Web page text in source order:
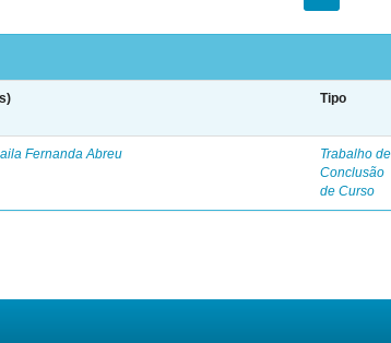
Tipo
Fernanda Abreu
Trabalho de
Conclusão
de Curso